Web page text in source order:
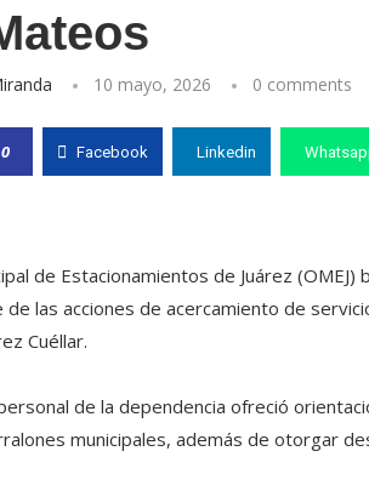
10 mayo, 2026 0 comments
0 Facebook Linkedin
de Estacionamientos de Juárez
las acciones de acercamiento de
Cuéllar.
de la dependencia ofreció
municipales, además de otorgar